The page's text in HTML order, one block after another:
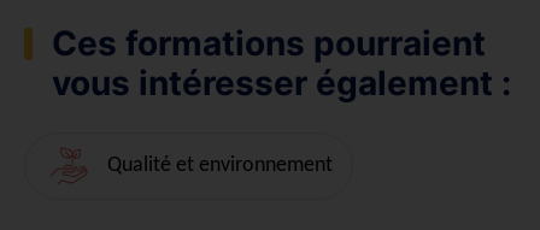
Ces formations pourraient
vous intéresser également :
Qualité et environnement